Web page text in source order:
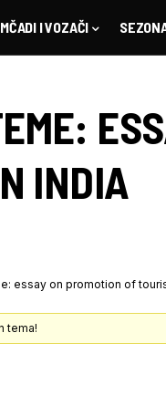
I VOZAČI
INDIA
essay on promotion of
tema!